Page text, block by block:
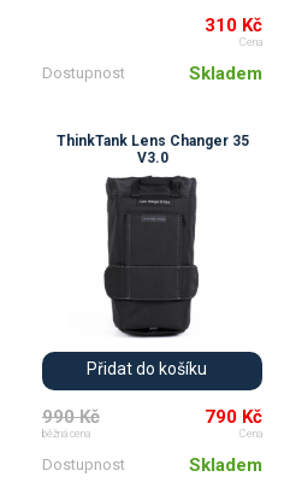
310 Kč
Cena
Dostupnost Skladem
ThinkTank Lens Changer 35
V3.0
Přidat do košíku
990 Kč
běžná cena
790 Kč
Cena
Dostupnost Skladem